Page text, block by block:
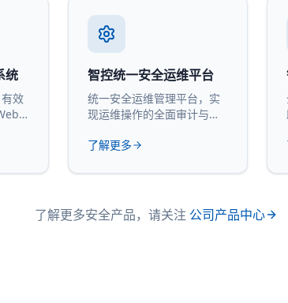
统
效
智控统一安全运维平台
统一安全运维管理平台，实
现运维操作的全面审计与管
了解更多
了解更多安全产品，请关注 公司产品中心